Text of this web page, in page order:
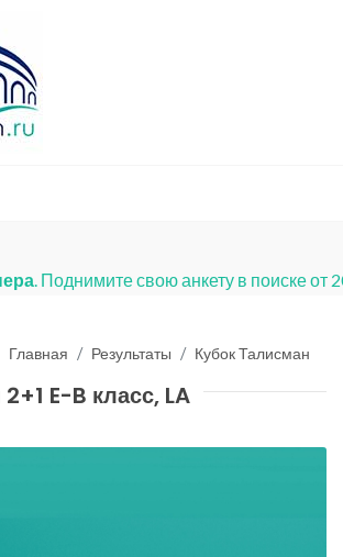
. Поднимите свою анкету в поиске от
Главная Результаты Кубок Талисман
E-B класс, LA